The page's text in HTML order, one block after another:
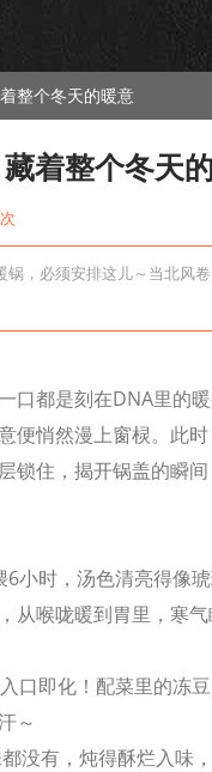
整个冬天的暖意
着整个冬天
，必须安排这儿～当北风
口都是刻在DNA里的
便悄然漫上窗棂。此
住，揭开锅盖的瞬间
小时，汤色清亮得像
喉咙暖到胃里，寒气
即化！配菜里的冻豆
～
没有，炖得酥烂入味